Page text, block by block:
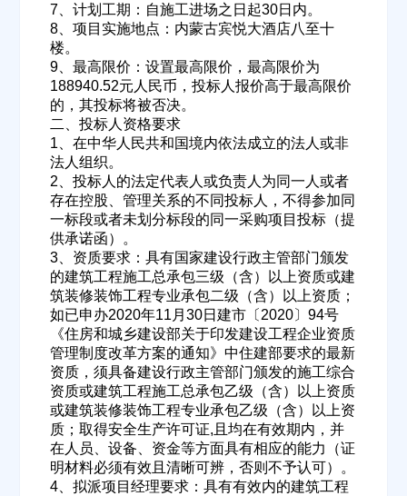
7、计划工期：自施工进场之日起30日内。
8、项目实施地点：内蒙古宾悦大酒店八至十
楼。
9、最高限价：设置最高限价，最高限价为
188940.52元人民币，投标人报价高于最高限价
的，其投标将被否决。
二、投标人资格要求
1、在中华人民共和国境内依法成立的法人或非
法人组织。
2、投标人的法定代表人或负责人为同一人或者
存在控股、管理关系的不同投标人，不得参加同
一标段或者未划分标段的同一采购项目投标（提
供承诺函）。
3、资质要求：具有国家建设行政主管部门颁发
的建筑工程施工总承包三级（含）以上资质或建
筑装修装饰工程专业承包二级（含）以上资质；
如已申办2020年11月30日建市〔2020〕94号
《住房和城乡建设部关于印发建设工程企业资质
管理制度改革方案的通知》中住建部要求的最新
资质，须具备建设行政主管部门颁发的施工综合
资质或建筑工程施工总承包乙级（含）以上资质
或建筑装修装饰工程专业承包乙级（含）以上资
质；取得安全生产许可证,且均在有效期内，并
在人员、设备、资金等方面具有相应的能力（证
明材料必须有效且清晰可辨，否则不予认可）。
4、拟派项目经理要求：具有有效内的建筑工程